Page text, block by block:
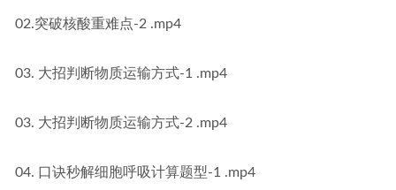
02.突破核酸重难点-2 .mp4
03. 大招判断物质运输方式-1 .mp4
03. 大招判断物质运输方式-2 .mp4
04. 口诀秒解细胞呼吸计算题型-1 .mp4